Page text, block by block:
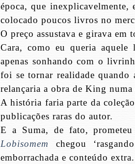
época, que
colocado poucos livros no
O preço assustava e girava
Cara, como eu queria
apenas sonhando com o
foi se tornar realidade quando
relançaria a obra de King
A história faria parte da
publicações raras do autor.
E a Suma, de fato,
Lobisomem chegou
emborrachada e conteúdo extra.